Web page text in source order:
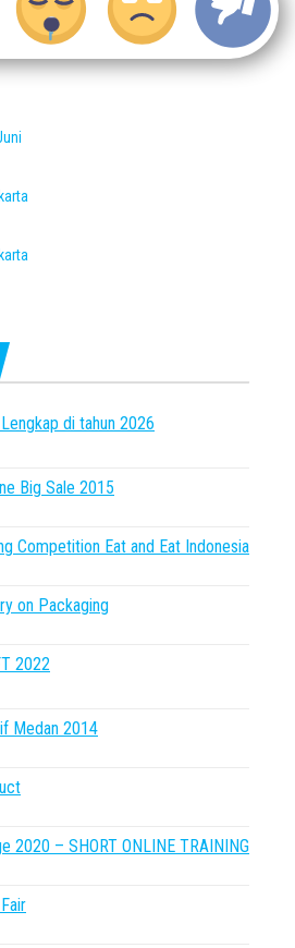
di tahun 2026
Big Sale 2015
Competition Eat and Eat Indonesia
on Packaging
2022
Medan 2014
2020 – SHORT ONLINE TRAINING